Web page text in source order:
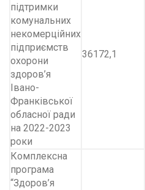
підтримки
комунальних
некомерційних
підприємств
охорони
здоров’я
Івано-
Франківської
обласної ради
на 2022-2023
роки
36172,1
Комплексна
програма
“Здоров’я